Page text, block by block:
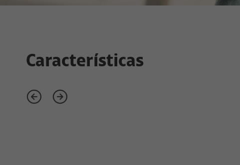
Características